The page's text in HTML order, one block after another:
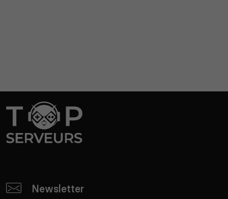
Newsletter